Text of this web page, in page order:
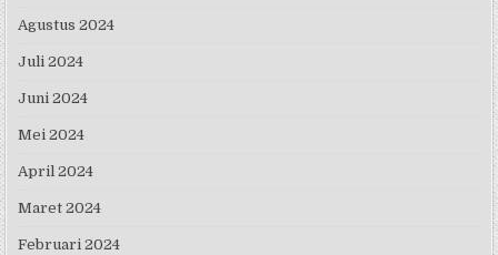
Agustus 2024
Juli 2024
Juni 2024
Mei 2024
April 2024
Maret 2024
Februari 2024